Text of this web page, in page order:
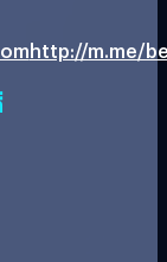
http://m.me/